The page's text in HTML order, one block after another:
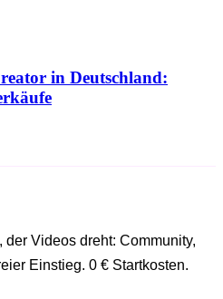
in Deutschland:
Videos dreht: Community,
Einstieg. 0 € Startkosten.